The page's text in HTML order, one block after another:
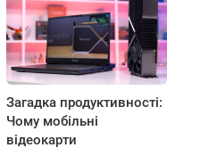
Загадка продуктивності:
Чому мобільні
відеокарти